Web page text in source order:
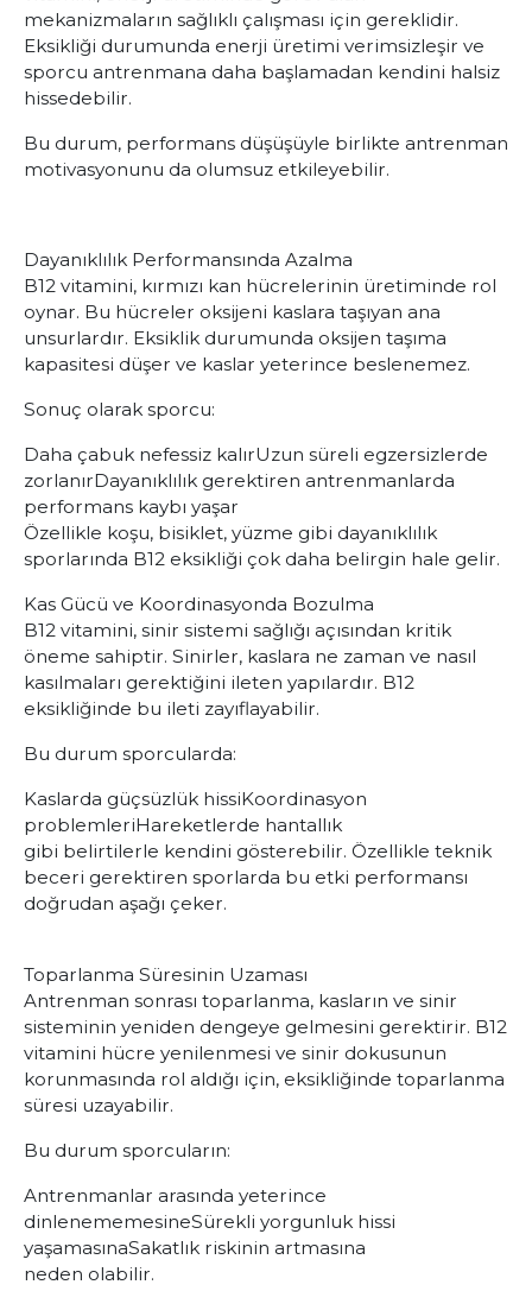
mekanizmaların sağlıklı çalışması için gereklidir.
Eksikliği durumunda enerji üretimi verimsizleşir ve
sporcu antrenmana daha başlamadan kendini halsiz
hissedebilir.
Bu durum, performans düşüşüyle birlikte antrenman
motivasyonunu da olumsuz etkileyebilir.
Dayanıklılık Performansında Azalma
B12 vitamini, kırmızı kan hücrelerinin üretiminde rol
oynar. Bu hücreler oksijeni kaslara taşıyan ana
unsurlardır. Eksiklik durumunda oksijen taşıma
kapasitesi düşer ve kaslar yeterince beslenemez.
Sonuç olarak sporcu:
Daha çabuk nefessiz kalırUzun süreli egzersizlerde
zorlanırDayanıklılık gerektiren antrenmanlarda
performans kaybı yaşar
Özellikle koşu, bisiklet, yüzme gibi dayanıklılık
sporlarında B12 eksikliği çok daha belirgin hale gelir.
Kas Gücü ve Koordinasyonda Bozulma
B12 vitamini, sinir sistemi sağlığı açısından kritik
öneme sahiptir. Sinirler, kaslara ne zaman ve nasıl
kasılmaları gerektiğini ileten yapılardır. B12
eksikliğinde bu ileti zayıflayabilir.
Bu durum sporcularda:
Kaslarda güçsüzlük hissiKoordinasyon
problemleriHareketlerde hantallık
gibi belirtilerle kendini gösterebilir. Özellikle teknik
beceri gerektiren sporlarda bu etki performansı
doğrudan aşağı çeker.
Toparlanma Süresinin Uzaması
Antrenman sonrası toparlanma, kasların ve sinir
sisteminin yeniden dengeye gelmesini gerektirir. B12
vitamini hücre yenilenmesi ve sinir dokusunun
korunmasında rol aldığı için, eksikliğinde toparlanma
süresi uzayabilir.
Bu durum sporcuların:
Antrenmanlar arasında yeterince
dinlenememesineSürekli yorgunluk hissi
yaşamasınaSakatlık riskinin artmasına
neden olabilir.